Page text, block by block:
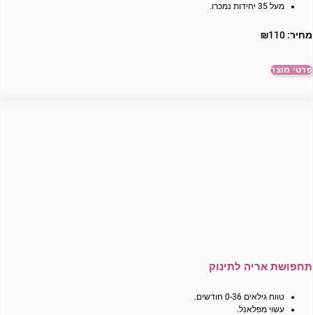
מעל 35 יחידות נמכרו.
מחיר: ₪110
פרטי מוצר
תחפושת אריה לתינוק
טווח גילאים 0-36 חודשים.
עשוי מפלאנל.